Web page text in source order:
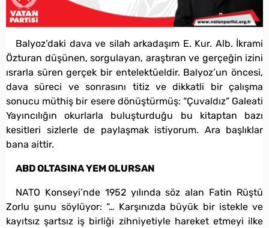
Balyoz’daki dava ve silah arkadaşım E. Kur. Alb. İkrami
Özturan düşünen, sorgulayan, araştıran ve gerçeğin izini
ısrarla süren gerçek bir entelektüeldir. Balyoz’un öncesi,
dava süreci ve sonrasını titiz ve dikkatli bir çalışma
sonucu müthiş bir esere dönüştürmüş: “Çuvaldız” Galeati
Yayıncılığın okurlarla buluşturduğu bu kitaptan bazı
kesitleri sizlerle de paylaşmak istiyorum. Ara başlıklar
bana aittir.
ABD OLTASINA YEM OLURSAN
NATO Konseyi’nde 1952 yılında söz alan Fatin Rüştü
Zorlu şunu söylüyor: “… Karşınızda büyük bir istekle ve
kayıtsız şartsız iş birliği zihniyetiyle hareket etmeyi ilke